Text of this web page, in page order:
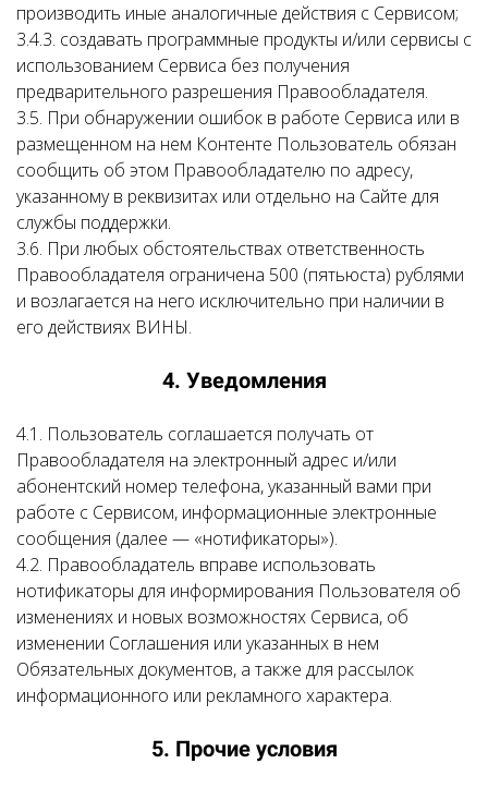
производить иные аналогичные действия с Сервисом;
3.4.3. создавать программные продукты и/или сервисы с
использованием Сервиса без получения
предварительного разрешения Правообладателя.
3.5. При обнаружении ошибок в работе Сервиса или в
размещенном на нем Контенте Пользователь обязан
сообщить об этом Правообладателю по адресу,
указанному в реквизитах или отдельно на Сайте для
службы поддержки.
3.6. При любых обстоятельствах ответственность
Правообладателя ограничена 500 (пятьюста) рублями
и возлагается на него исключительно при наличии в
его действиях ВИНЫ.
4. Уведомления
4.1. Пользователь соглашается получать от
Правообладателя на электронный адрес и/или
абонентский номер телефона, указанный вами при
работе с Сервисом, информационные электронные
сообщения (далее — «нотификаторы»).
4.2. Правообладатель вправе использовать
нотификаторы для информирования Пользователя об
изменениях и новых возможностях Сервиса, об
изменении Соглашения или указанных в нем
Обязательных документов, а также для рассылок
информационного или рекламного характера.
5. Прочие условия